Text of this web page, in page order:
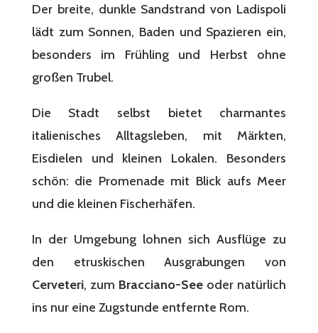
Der breite, dunkle Sandstrand von Ladispoli
lädt zum Sonnen, Baden und Spazieren ein,
besonders im Frühling und Herbst ohne
großen Trubel.
Die Stadt selbst bietet charmantes
italienisches Alltagsleben, mit Märkten,
Eisdielen und kleinen Lokalen. Besonders
schön: die Promenade mit Blick aufs Meer
und die kleinen Fischerhäfen.
In der Umgebung lohnen sich Ausflüge zu
den etruskischen Ausgrabungen von
Cerveteri, zum Bracciano-See oder natürlich
ins nur eine Zugstunde entfernte Rom.